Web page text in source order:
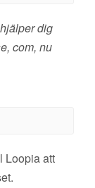
dig
com, nu
Loopia att